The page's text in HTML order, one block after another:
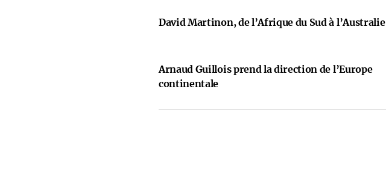
David Martinon, de l’Afrique du Sud à l’Australie
Arnaud Guillois prend la direction de l’Europe
continentale